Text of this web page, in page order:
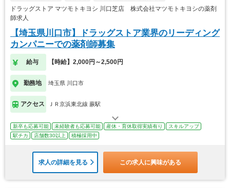
ドラッグストア マツモトキヨシ 川口芝店 株式会社マツモトキヨシの薬剤
師求人
【埼玉県川口市】ドラッグストア業界のリーディング
カンパニーでの薬剤師募集
給与 【時給】2,000円～2,500円
勤務地 埼玉県 川口市
アクセス ＪＲ京浜東北線 蕨駅
新卒も応募可能 未経験者も応募可能 産休・育休取得実績有り
スキルアップ
駅チカ
店舗数30以上 積極採用中
求人の詳細を見る この求人に興味がある